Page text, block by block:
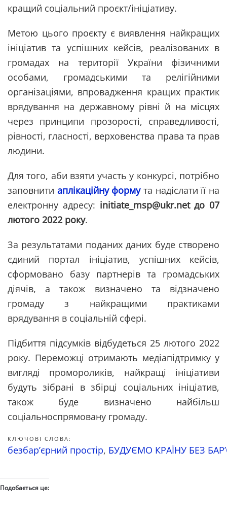
кращий соціальний проєкт/ініціативу.
Метою цього проєкту є виявлення найкращих
ініціатив та успішних кейсів, реалізованих в
громадах на території України фізичними
особами, громадськими та релігійними
організаціями, впровадження кращих практик
врядування на державному рівні й на місцях
через принципи прозорості, справедливості,
рівності, гласності, верховенства права та прав
людини.
Для того, аби взяти участь у конкурсі, потрібно
заповнити аплікаційну формута надіслати її на
електронну адресу: initiate_msp@ukr.net до 07
лютого 2022 року.
За результатами поданих даних буде створено
єдиний портал ініціатив, успішних кейсів,
сформовано базу партнерів та громадських
діячів, а також визначено та відзначено
громаду з найкращими практиками
врядування в соціальній сфері.
Підбиття підсумків відбудеться 25 лютого 2022
року. Переможці отримають медіапідтримку у
вигляді промороликів, найкращі ініціативи
будуть зібрані в збірці соціальних ініціатив,
також буде визначено найбільш
соціальноспрямовану громаду.
КЛЮЧОВІ СЛОВА:
безбар’єрний простір, БУДУЄМО КРАЇНУ БЕЗ
Подобається це: